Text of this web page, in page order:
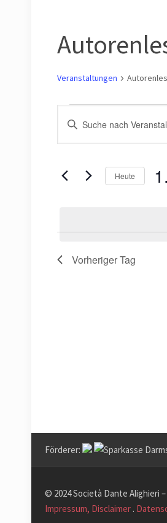
Veranstaltungen
für
Juni
Suche
Ansichten,
Bitte
nach
Heute
Vorheriger Tag
Förderer:
© 2024 Società Dante Alighieri
Impressum, Disclaimer .